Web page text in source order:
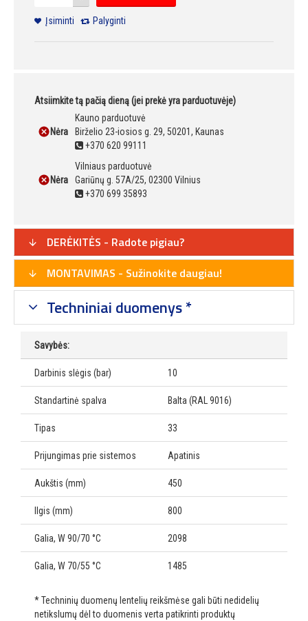
Įsiminti Palyginti
Atsiimkite tą pačią dieną (jei prekė yra parduotuvėje)
Nėra
Kauno parduotuvė
Birželio 23-iosios g. 29, 50201, Kaunas
+370 620 99111
Nėra
Vilniaus parduotuvė
Gariūnų g. 57A/25, 02300 Vilnius
+370 699 35893
DERĖKITĖS - Radote pigiau?
MONTAVIMAS - Sužinokite daugiau!
Techniniai duomenys *
Savybės:
Darbinis slėgis (bar) 10
Standartinė spalva Balta (RAL 9016)
Tipas 33
Prijungimas prie sistemos Apatinis
Aukštis (mm) 450
Ilgis (mm) 800
Galia, W 90/70 °C 2098
Galia, W 70/55 °C 1485
* Techninių duomenų lentelių reikšmėse gali būti nedidelių
netikslumų dėl to duomenis verta patikrinti produktų